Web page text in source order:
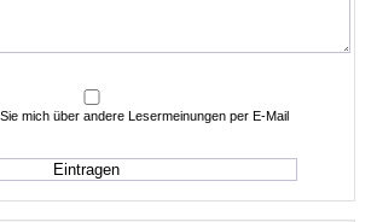
mich über andere Lesermeinungen per E-Mail